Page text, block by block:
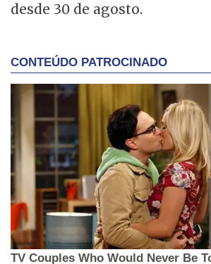
desde 30 de agosto.